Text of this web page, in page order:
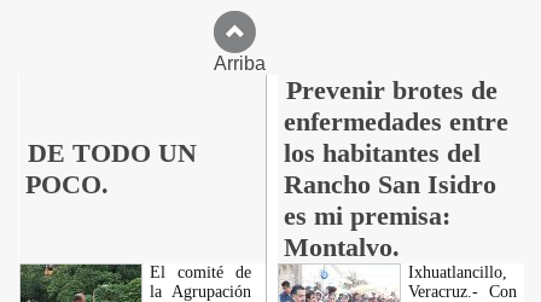
Arriba
DE TODO UN
POCO.
Prevenir brotes de
enfermedades entre
los habitantes del
Rancho San Isidro
es mi premisa:
Montalvo.
El comité de
la Agrupación
Ixhuatlancillo,
Veracruz.- Con